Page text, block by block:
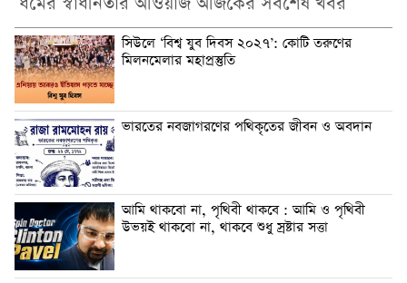
সিউলে ‘বিশ্ব যুব দিবস ২০২৭’: কোটি তরুণের
মিলনমেলার মহাপ্রস্তুতি
ভারতের নবজাগরণের পথিকৃতের জীবন ও অবদান
‎আমি থাকবো না, পৃথিবী থাকবে : আমি ও পৃথিবী
উভয়ই থাকবো না, থাকবে শুধু স্রষ্টার সত্তা